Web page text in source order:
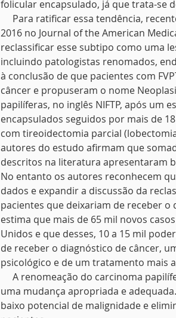
folicular encapsulado, já que trata-se
Para ratificar essa tendência,
2016 no Journal of the American
reclassificar esse subtipo como uma
incluindo patologistas renomados,
à conclusão de que pacientes com
câncer e propuseram o nome
papilíferas, no inglês NIFTP, após um
encapsulados seguidos por mais de
com tireoidectomia parcial
autores do estudo afirmam que
descritos na literatura apresentaram
No entanto os autores reconhecem
dados e expandir a discussão da
pacientes que deixariam de receber o
estima que mais de 65 mil novos
Unidos e que desses, 10 a 15 mil
de receber o diagnóstico de câncer,
psicológico e de um tratamento mais
A renomeação do carcinoma
uma mudança apropriada e
baixo potencial de malignidade e